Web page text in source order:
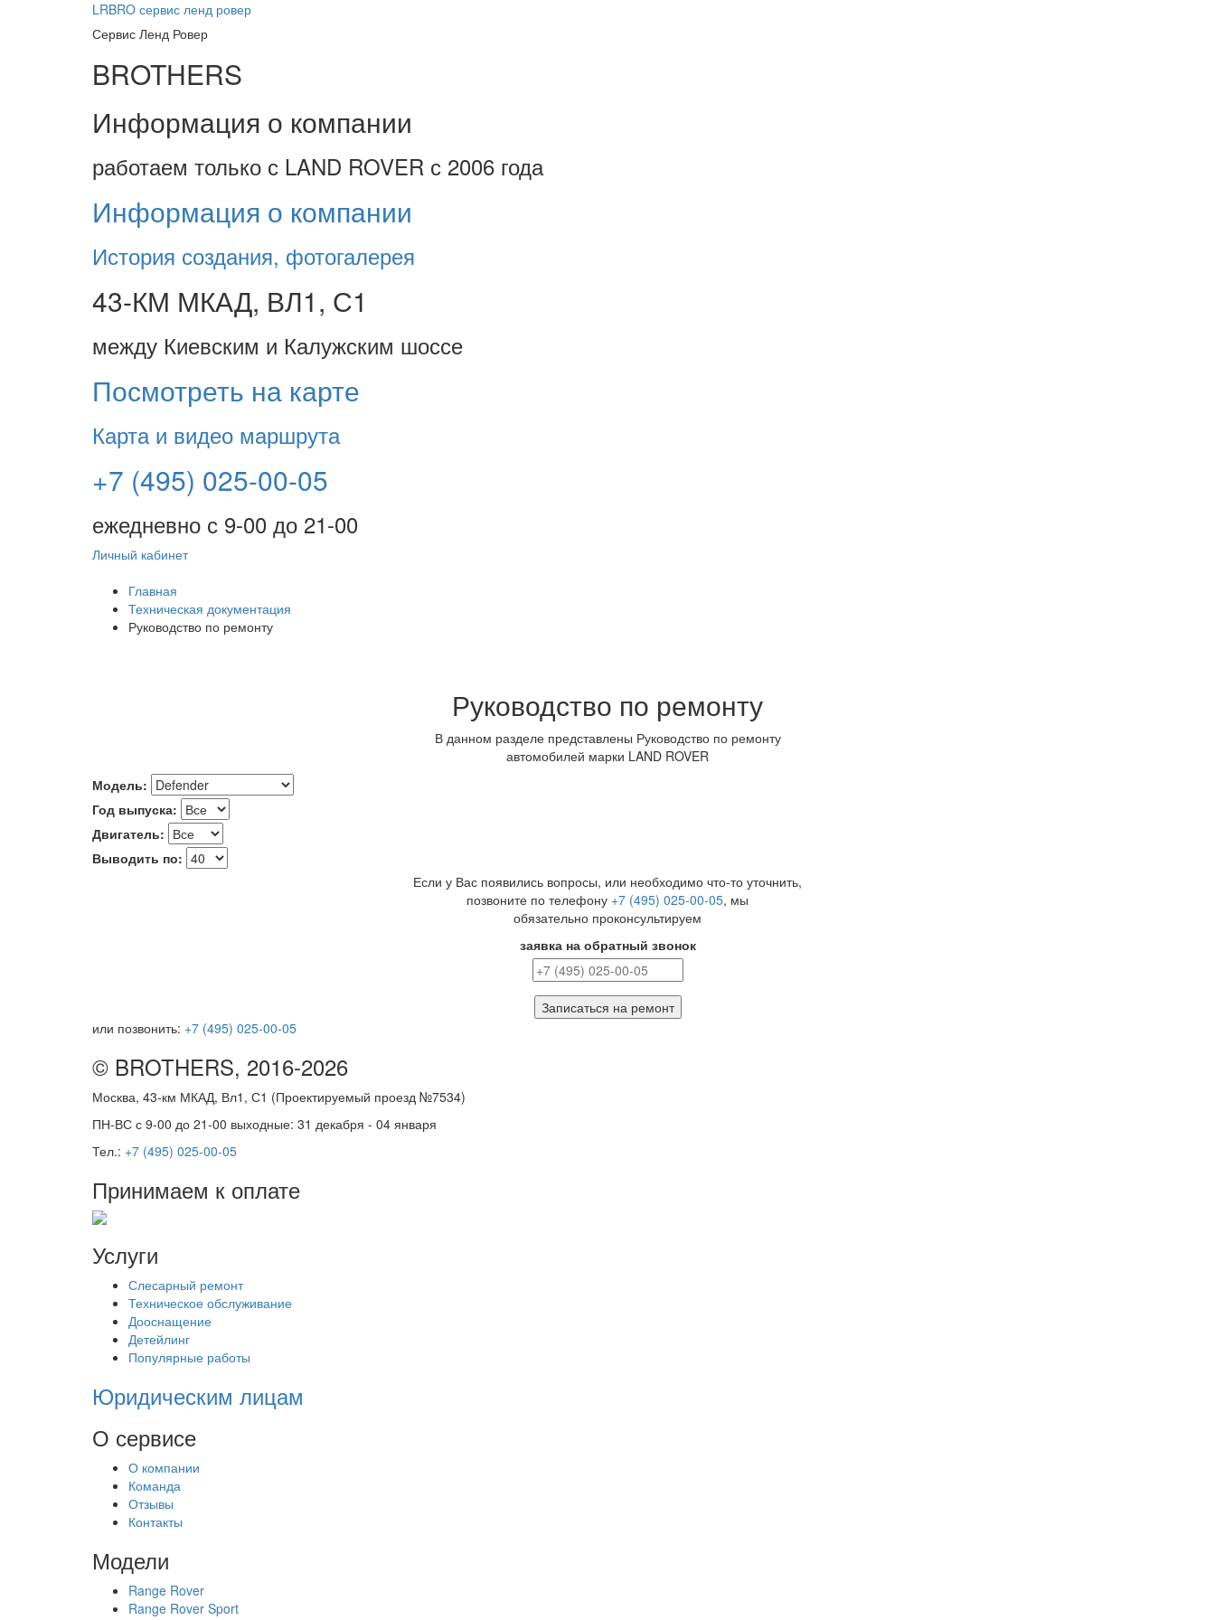
LRBRO сервис ленд ровер
Сервис Ленд Ровер
BROTHERS
Информация о компании
работаем только с LAND ROVER с 2006 года
Информация о компании
История создания, фотогалерея
43-КМ МКАД, ВЛ1, С1
между Киевским и Калужским шоссе
Посмотреть на карте
Карта и видео маршрута
+7 (495) 025-00-05
ежедневно с 9-00 до 21-00
Личный кабинет
Главная
Техническая документация
Руководство по ремонту
Руководство по ремонту
В данном разделе представлены Руководство по ремонту
автомобилей марки LAND ROVER
Модель:
Год выпуска:
Двигатель:
Выводить по:
Если у Вас появились вопросы, или необходимо что-то уточнить,
позвоните по телефону +7 (495) 025-00-05, мы
обязательно проконсультируем
заявка на обратный звонок
Записаться на ремонт
или позвонить: +7 (495) 025-00-05
© BROTHERS, 2016-2026
Москва, 43-км МКАД, Вл1, С1 (Проектируемый проезд №7534)
ПН-ВС с 9-00 до 21-00 выходные: 31 декабря - 04 января
Тел.: +7 (495) 025-00-05
Принимаем к оплате
Услуги
Слесарный ремонт
Техническое обслуживание
Дооснащение
Детейлинг
Популярные работы
Юридическим лицам
О сервисе
О компании
Команда
Отзывы
Контакты
Модели
Range Rover
Range Rover Sport